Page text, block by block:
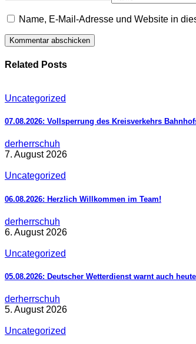
Name, E-Mail-Adresse und Website in
Related Posts
Uncategorized
07.08.2026: Vollsperrung des Kreisverkehrs
derherrschuh
7. August 2026
Uncategorized
06.08.2026: Herzlich Willkommen im Team!
derherrschuh
6. August 2026
Uncategorized
05.08.2026: Deutscher Wetterdienst warnt auch
derherrschuh
5. August 2026
Uncategorized